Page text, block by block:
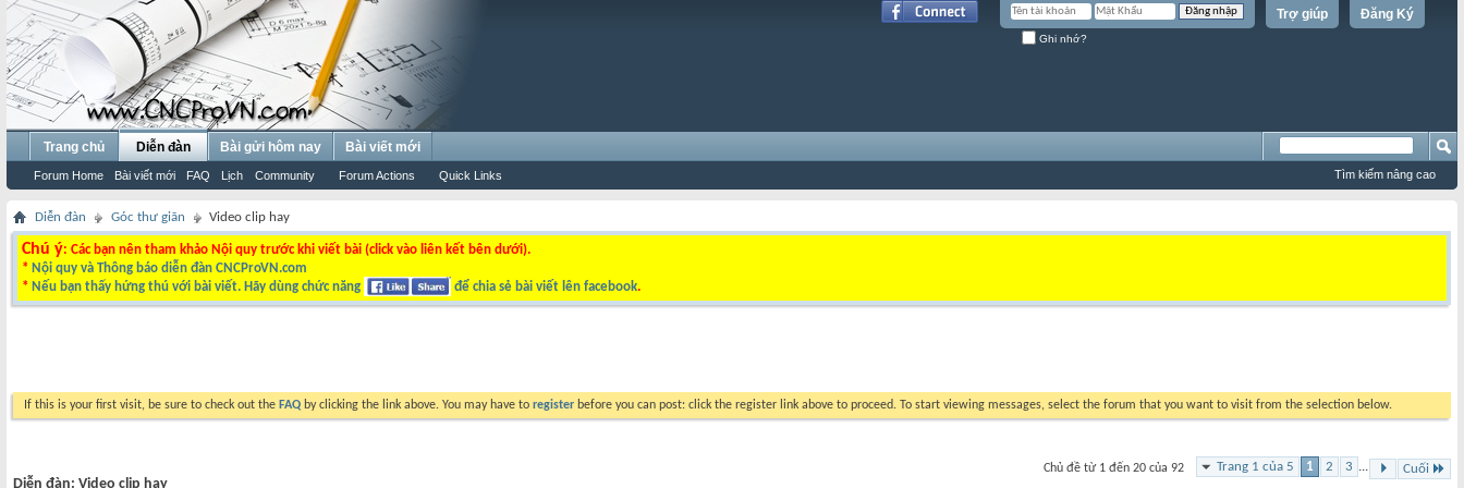
Đăng Ký
Trợ giúp
Ghi nhớ?
Trang chủ Diễn đàn
Forum Home Bài viết mới FAQ Lịch Community Forum Actions Quick Links
Bài gửi hôm nay Bài viết mới
Tìm kiếm nâng cao
Diễn đàn Góc thư giãn Video clip hay
Chú ý: Các bạn nên tham khảo Nội quy trước khi viết bài (click vào liên kết bên dưới).
* Nội quy và Thông báo diễn đàn CNCProVN.com
* Nếu bạn thấy hứng thú với bài viết. Hãy dùng chức năng để chia sẻ bài viết lên facebook.
If this is your first visit, be sure to check out the FAQ by clicking the link above. You may have to register before you can post: click the register link above to proceed. To start viewing messages, select the forum that you want to visit from the selection below.
Trang 1 của 5 1 2 3 ... Cuối
Chủ đề từ 1 đến 20 của 92
Diễn đàn: Video clip hay